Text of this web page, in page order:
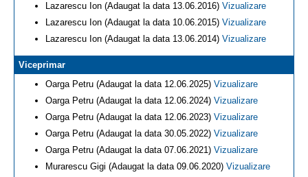
Lazarescu Ion (Adaugat la data 13.06.2016) Vizualizare
Lazarescu Ion (Adaugat la data 10.06.2015) Vizualizare
Lazarescu Ion (Adaugat la data 13.06.2014) Vizualizare
Viceprimar
Oarga Petru (Adaugat la data 12.06.2025) Vizualizare
Oarga Petru (Adaugat la data 12.06.2024) Vizualizare
Oarga Petru (Adaugat la data 12.06.2023) Vizualizare
Oarga Petru (Adaugat la data 30.05.2022) Vizualizare
Oarga Petru (Adaugat la data 07.06.2021) Vizualizare
Murarescu Gigi (Adaugat la data 09.06.2020) Vizualizare